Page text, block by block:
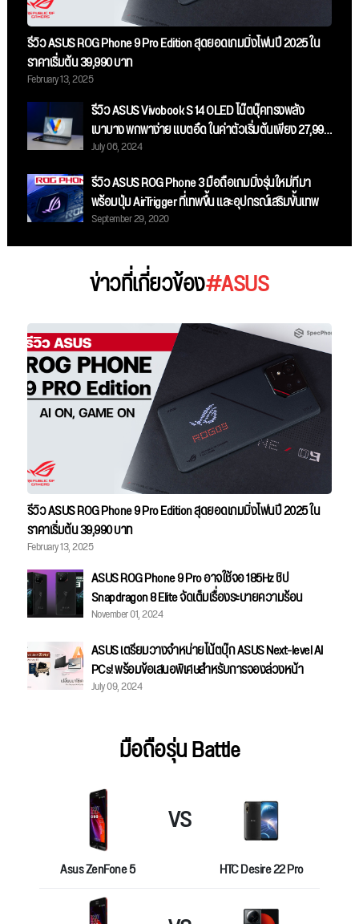
รีวิว ASUS ROG Phone 9 Pro Edition สุดยอดเกมมิ่งโฟนปี 2025 ใน
ราคาเริ่มต้น 39,990 บาท
February 13, 2025
รีวิว ASUS Vivobook S 14 OLED โน๊ตบุ๊คทรงพลัง
เบาบาง พกพาง่าย แบตอึด ในค่าตัวเริ่มต้นเพียง 27,990
บาท
July 06, 2024
รีวิว ASUS ROG Phone 3 มือถือเกมมิ่งรุ่นใหม่ที่มา
พร้อมปุ่ม AirTrigger ที่เทพขึ้น และอุปกรณ์เสริมขั้นเทพ
September 29, 2020
ข่าวที่เกี่ยวข้อง#ASUS
รีวิว ASUS ROG Phone 9 Pro Edition สุดยอดเกมมิ่งโฟนปี 2025 ใน
ราคาเริ่มต้น 39,990 บาท
February 13, 2025
ASUS ROG Phone 9 Pro อาจใช้จอ 185Hz ชิป
Snapdragon 8 Elite จัดเต็มเรื่องระบายความร้อน
November 01, 2024
ASUS เตรียมวางจำหน่ายโน้ตบุ๊ก ASUS Next-level AI
PCs! พร้อมข้อเสนอพิเศษสำหรับการจองล่วงหน้า
July 09, 2024
มือถือรุ่น Battle
Asus ZenFone 5
VS
HTC Desire 22 Pro